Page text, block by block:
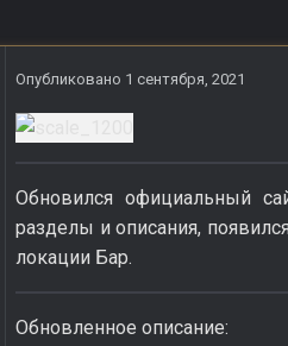
Опубликовано 1 сентября, 2021
Обновился официальный
разделы и описания,
локации Бар.
Обновленное описание: